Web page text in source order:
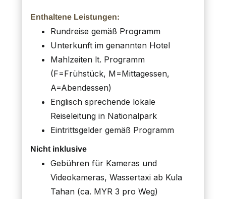
Enthaltene Leistungen:
Rundreise gemäß Programm
Unterkunft im genannten Hotel
Mahlzeiten lt. Programm
(F=Frühstück, M=Mittagessen,
A=Abendessen)
Englisch sprechende lokale
Reiseleitung in Nationalpark
Eintrittsgelder gemäß Programm
Nicht inklusive
Gebühren für Kameras und
Videokameras, Wassertaxi ab Kula
Tahan (ca. MYR 3 pro Weg)